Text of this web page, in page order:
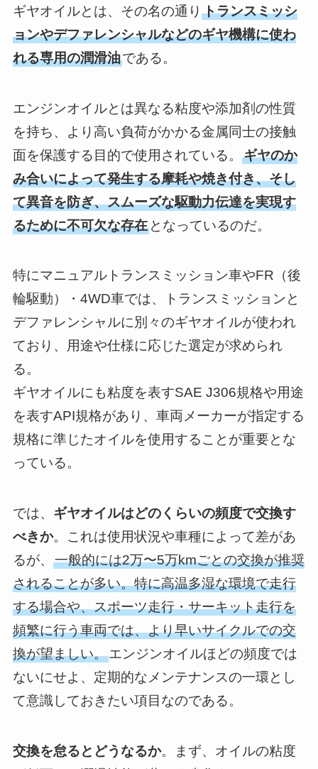
ギヤオイルとは、その名の通り トランスミッシ
ョンやデファレンシャルなどのギヤ機構に使わ
れる専用の潤滑油である。
エンジンオイルとは異なる粘度や添加剤の性質
を持ち、より高い負荷がかかる金属同士の接触
面を保護する目的で使用されている。 ギヤのか
み合いによって発生する摩耗や焼き付き、そし
て異音を防ぎ、スムーズな駆動力伝達を実現す
るために不可欠な存在となっているのだ。
特にマニュアルトランスミッション車やFR（後
輪駆動）・4WD車では、トランスミッションと
デファレンシャルに別々のギヤオイルが使われ
ており、用途や仕様に応じた選定が求められ
る。
ギヤオイルにも粘度を表すSAE J306規格や用途
を表すAPI規格があり、車両メーカーが指定する
規格に準じたオイルを使用することが重要とな
っている。
では、 ギヤオイルはどのくらいの頻度で交換す
べきか。これは使用状況や車種によって差があ
るが、 一般的には2万〜5万kmごとの交換が推奨
されることが多い。特に高温多湿な環境で走行
する場合や、スポーツ走行・サーキット走行を
頻繁に行う車両では、より早いサイクルでの交
換が望ましい。エンジンオイルほどの頻度では
ないにせよ、定期的なメンテナンスの一環とし
て意識しておきたい項目なのである。
交換を怠るとどうなるか。まず、オイルの粘度